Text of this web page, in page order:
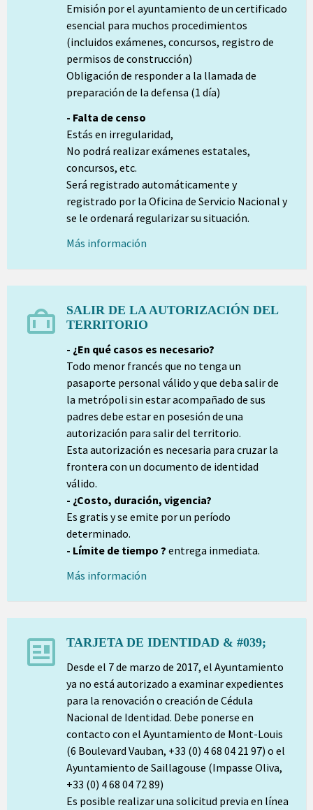
Emisión por el ayuntamiento de un certificado
esencial para muchos procedimientos
(incluidos exámenes, concursos, registro de
permisos de construcción)
Obligación de responder a la llamada de
preparación de la defensa (1 día)
- Falta de censo
Estás en irregularidad,
No podrá realizar exámenes estatales,
concursos, etc.
Será registrado automáticamente y
registrado por la Oficina de Servicio Nacional y
se le ordenará regularizar su situación.
Más información
SALIR DE LA AUTORIZACIÓN DEL
TERRITORIO
- ¿En qué casos es necesario?
Todo menor francés que no tenga un
pasaporte personal válido y que deba salir de
la metrópoli sin estar acompañado de sus
padres debe estar en posesión de una
autorización para salir del territorio.
Esta autorización es necesaria para cruzar la
frontera con un documento de identidad
válido.
- ¿Costo, duración, vigencia?
Es gratis y se emite por un período
determinado.
- Límite de tiempo ? entrega inmediata.
Más información
TARJETA DE IDENTIDAD & #039;
Desde el 7 de marzo de 2017, el Ayuntamiento
ya no está autorizado a examinar expedientes
para la renovación o creación de Cédula
Nacional de Identidad. Debe ponerse en
contacto con el Ayuntamiento de Mont-Louis
(6 Boulevard Vauban, +33 (0) 4 68 04 21 97) o el
Ayuntamiento de Saillagouse (Impasse Oliva,
+33 (0) 4 68 04 72 89)
Es posible realizar una solicitud previa en línea